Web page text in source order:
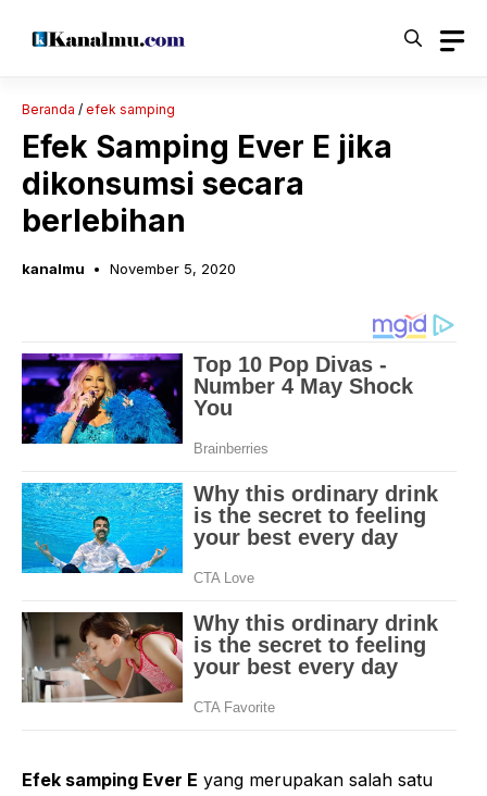
Beranda / efek samping
Efek Samping Ever E jika
dikonsumsi secara
berlebihan
kanalmu November 5, 2020
Efek samping Ever E yang merupakan salah satu